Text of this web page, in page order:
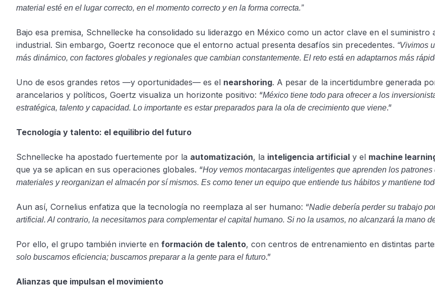
material esté en el lugar correcto, en el momento correcto y en la forma correcta.”
Bajo esa premisa, Schnellecke ha consolidado su liderazgo en México como un actor clave en el suministro
industrial. Sin embargo, Goertz reconoce que el entorno actual presenta desafíos sin precedentes. “Vivimos
más dinámico, con factores globales y regionales que cambian constantemente. El reto está en adaptarnos más
Uno de esos grandes retos —y oportunidades— es el nearshoring. A pesar de la incertidumbre generada
arancelarios y políticos, Goertz visualiza un horizonte positivo: “México tiene todo para ofrecer a los
estratégica, talento y capacidad. Lo importante es estar preparados para la ola de crecimiento que viene.”
Tecnología y talento: el equilibrio del futuro
Schnellecke ha apostado fuertemente por la automatización, la inteligencia artificial y el machine
que ya se aplican en sus operaciones globales. “Hoy vemos montacargas inteligentes que aprenden los patrones
materiales y reorganizan el almacén por sí mismos. Es como tener un equipo que entiende tus hábitos y mantiene
Aun así, Cornelius enfatiza que la tecnología no reemplaza al ser humano: “Nadie debería perder su trabajo
artificial. Al contrario, la necesitamos para complementar el capital humano. Si no la usamos, no alcanzará la mano
Por ello, el grupo también invierte en formación de talento, con centros de entrenamiento en distintas
solo buscamos eficiencia; buscamos preparar a la gente para el futuro.”
Alianzas que impulsan el movimiento